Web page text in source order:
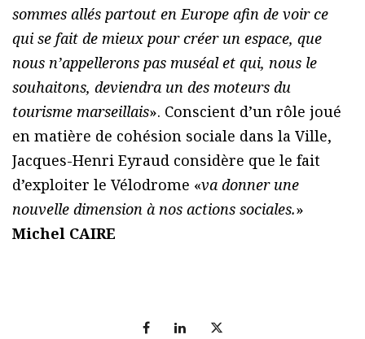
sommes allés partout en Europe afin de voir ce
qui se fait de mieux pour créer un espace, que
nous n’appellerons pas muséal et qui, nous le
souhaitons, deviendra un des moteurs du
tourisme marseillais». Conscient d’un rôle joué
en matière de cohésion sociale dans la Ville,
Jacques-Henri Eyraud considère que le fait
d’exploiter le Vélodrome «va donner une
nouvelle dimension à nos actions sociales.»
Michel CAIRE